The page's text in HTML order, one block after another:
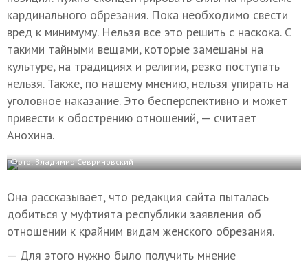
кардинального обрезания. Пока необходимо свести
вред к минимуму. Нельзя все это решить с наскока. С
такими тайными вещами, которые замешаны на
культуре, на традициях и религии, резко поступать
нельзя. Также, по нашему мнению, нельзя упирать на
уголовное наказание. Это бесперспективно и может
привести к обострению отношений, — считает
Анохина.
Фото: Владимир Севриновский
Она рассказывает, что редакция сайта пыталась
добиться у муфтията республики заявления об
отношении к крайним видам женского обрезания.
— Для этого нужно было получить мнение